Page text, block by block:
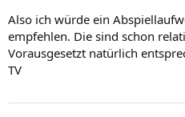
Also ich würde ein
empfehlen. Die sind schon
Vorausgesetzt natürlich
TV